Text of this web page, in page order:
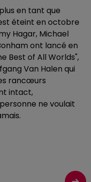
en tant que
éteint en octobre
Hagar, Michael
ont lancé en
Best of All Worlds",
Van Halen qui
rancœurs
intact,
ne voulait